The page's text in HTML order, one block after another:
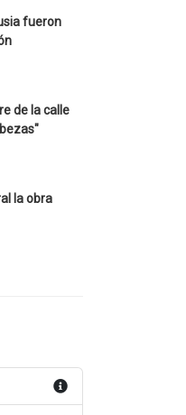
fueron
de la calle
la obra